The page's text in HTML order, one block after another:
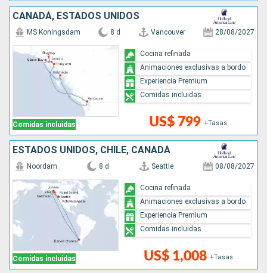
CANADÁ, ESTADOS UNIDOS
Comidas incluidas
MS Koningsdam 8 d Vancouver 28/08/2027
US$ 799 +Tasas
Cocina refinada
Animaciones exclusivas a bordo
Experiencia Premium
Comidas incluidas
ESTADOS UNIDOS, CHILE, CANADÁ
Comidas incluidas
Noordam 8 d Seattle 08/08/2027
US$ 1,008 +Tasas
Cocina refinada
Animaciones exclusivas a bordo
Experiencia Premium
Comidas incluidas